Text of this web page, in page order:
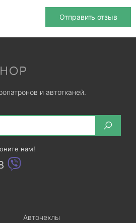
Отправить отзыв
и автотканей.
нам!
Авточехлы